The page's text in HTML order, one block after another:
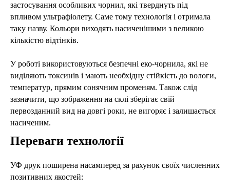
застосування особливих чорнил, які тверднуть під
впливом ультрафіолету. Саме тому технологія і отримала
таку назву. Кольори виходять насиченішими з великою
кількістю відтінків.
У роботі використовуються безпечні еко-чорнила, які не
виділяють токсинів і мають необхідну стійкість до вологи,
температур, прямим сонячним променям. Також слід
зазначити, що зображення на склі зберігає свій
первозданний вид на довгі роки, не вигоряє і залишається
насиченим.
Переваги технології
УФ друк поширена насамперед за рахунок своїх численних
позитивних якостей: